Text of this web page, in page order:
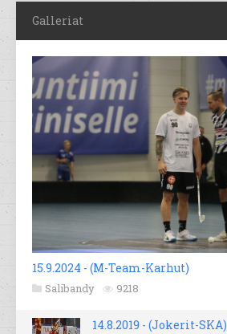
Galleriat
15.9.2024 - (M-Team-Karhut)
Salibandy 9218
14.8.2019 - (Jokerit-SKA)